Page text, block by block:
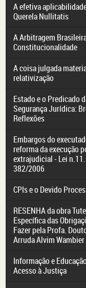
A efetiva
Querela Nullitatis
A Arbitragem
Constitucionalidade
A coisa julgada
relativização
Estado e o Predicado
Segurança Jurídica:
Reflexões
Embargos do
reforma da execução
extrajudicial - Lei n.11.
382/2006
CPIs e o Devido
RESENHA da obra
Específica das
Fazer pela Profa.
Arruda Alvim Wambier
Informação e
Acesso à Justiça